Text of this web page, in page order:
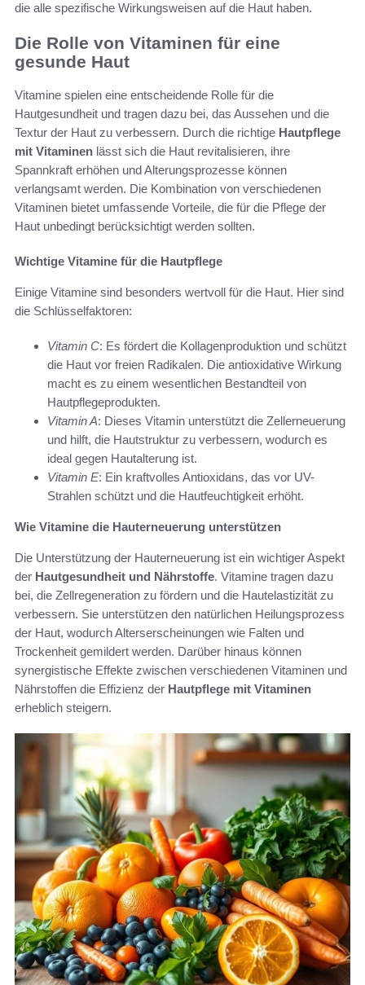
die alle spezifische Wirkungsweisen auf die Haut haben.
Die Rolle von Vitaminen für eine
gesunde Haut
Vitamine spielen eine entscheidende Rolle für die
Hautgesundheit und tragen dazu bei, das Aussehen und die
Textur der Haut zu verbessern. Durch die richtige Hautpflege
mit Vitaminen lässt sich die Haut revitalisieren, ihre
Spannkraft erhöhen und Alterungsprozesse können
verlangsamt werden. Die Kombination von verschiedenen
Vitaminen bietet umfassende Vorteile, die für die Pflege der
Haut unbedingt berücksichtigt werden sollten.
Wichtige Vitamine für die Hautpflege
Einige Vitamine sind besonders wertvoll für die Haut. Hier sind
die Schlüsselfaktoren:
Vitamin C: Es fördert die Kollagenproduktion und schützt
die Haut vor freien Radikalen. Die antioxidative Wirkung
macht es zu einem wesentlichen Bestandteil von
Hautpflegeprodukten.
Vitamin A: Dieses Vitamin unterstützt die Zellerneuerung
und hilft, die Hautstruktur zu verbessern, wodurch es
ideal gegen Hautalterung ist.
Vitamin E: Ein kraftvolles Antioxidans, das vor UV-
Strahlen schützt und die Hautfeuchtigkeit erhöht.
Wie Vitamine die Hauterneuerung unterstützen
Die Unterstützung der Hauterneuerung ist ein wichtiger Aspekt
der Hautgesundheit und Nährstoffe. Vitamine tragen dazu
bei, die Zellregeneration zu fördern und die Hautelastizität zu
verbessern. Sie unterstützen den natürlichen Heilungsprozess
der Haut, wodurch Alterserscheinungen wie Falten und
Trockenheit gemildert werden. Darüber hinaus können
synergistische Effekte zwischen verschiedenen Vitaminen und
Nährstoffen die Effizienz der Hautpflege mit Vitaminen
erheblich steigern.